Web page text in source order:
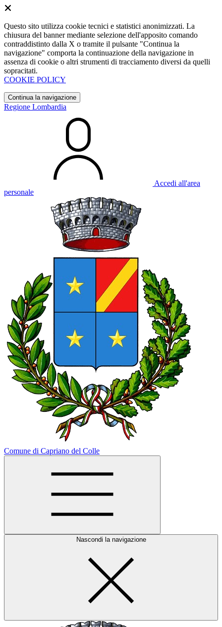
Questo sito utilizza cookie tecnici e statistici anonimizzati. La
chiusura del banner mediante selezione dell'apposito comando
contraddistinto dalla X o tramite il pulsante "Continua la
navigazione" comporta la continuazione della navigazione in
assenza di cookie o altri strumenti di tracciamento diversi da quelli
sopracitati.
COOKIE POLICY
Continua la navigazione
Regione Lombardia
Accedi all'area
personale
Comune di Capriano del Colle
Nascondi la navigazione